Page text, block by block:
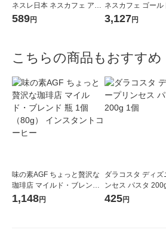
ネスレ日本 ネスカフェ アイ
スブレンド 1袋（50g）
589円
ネスカフェ ゴール
ド エコ＆システム
3,127円
こちらの商品もおすすめ
味の素AGF ちょっと贅沢な
珈琲店 マイルド・ブレンド
瓶 1個（80g） インスタント
1,148円
ダラコスタ ディズ
ンセス パスタ
425円